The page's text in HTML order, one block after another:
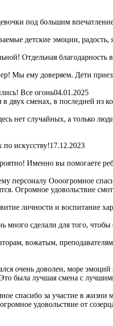
под большим
детские эмоции, радость,
Отдельная благодарность
Мы ему доверяем. Дети
Все огонь04.01.2025
в двух сменах, в последней
нет случайных, а только
искусству!17.12.2023
Именно вы помогаете
персоналу Оооогромное
Огромное удовольствие
личности и воспитание
много сделали для того,
вожатым, преподавателям
очень доволен, море
была лучшая смена с
спасибо за участие в жизни
удовольствие от